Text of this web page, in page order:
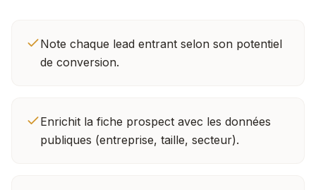
Note chaque lead entrant selon son potentiel
de conversion.
Enrichit la fiche prospect avec les données
publiques (entreprise, taille, secteur).